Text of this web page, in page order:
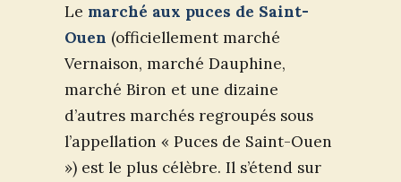
Le marché aux puces de Saint-
Ouen (officiellement marché
Vernaison, marché Dauphine,
marché Biron et une dizaine
d’autres marchés regroupés sous
l’appellation « Puces de Saint-Ouen
») est le plus célèbre. Il s’étend sur